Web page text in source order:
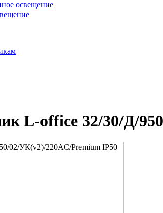
освещение
L-office 32/30/Д/